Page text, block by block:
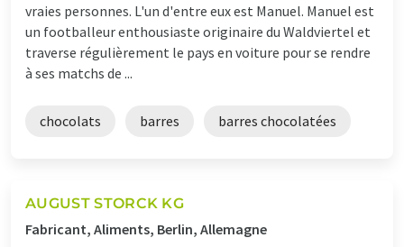
vraies personnes. L'un d'entre eux est Manuel. Manuel est
un footballeur enthousiaste originaire du Waldviertel et
traverse régulièrement le pays en voiture pour se rendre
à ses matchs de ...
chocolats barres barres chocolatées
AUGUST STORCK KG
Fabricant, Aliments, Berlin, Allemagne